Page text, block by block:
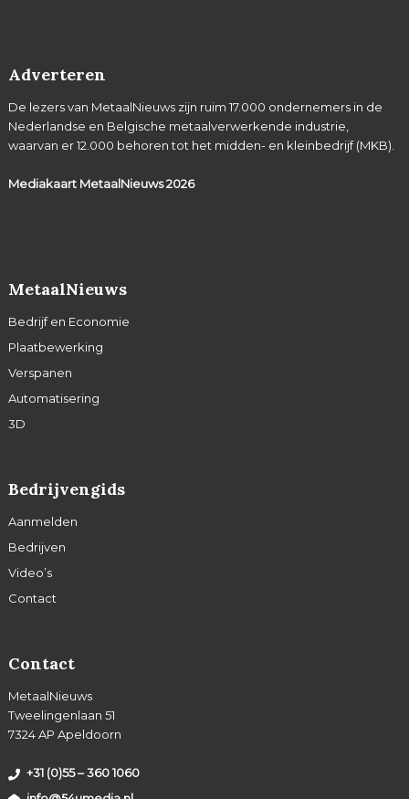
Adverteren
De lezers van MetaalNieuws zijn ruim 17.000 ondernemers in de
Nederlandse en Belgische metaalverwerkende industrie,
waarvan er 12.000 behoren tot het midden- en kleinbedrijf (MKB).
Mediakaart MetaalNieuws2026
MetaalNieuws
Bedrijf en Economie
Plaatbewerking
Verspanen
Automatisering
3D
Bedrijvengids
Aanmelden
Bedrijven
Video’s
Contact
Contact
MetaalNieuws
Tweelingenlaan 51
7324 AP Apeldoorn
+31 (0)55 – 360 1060